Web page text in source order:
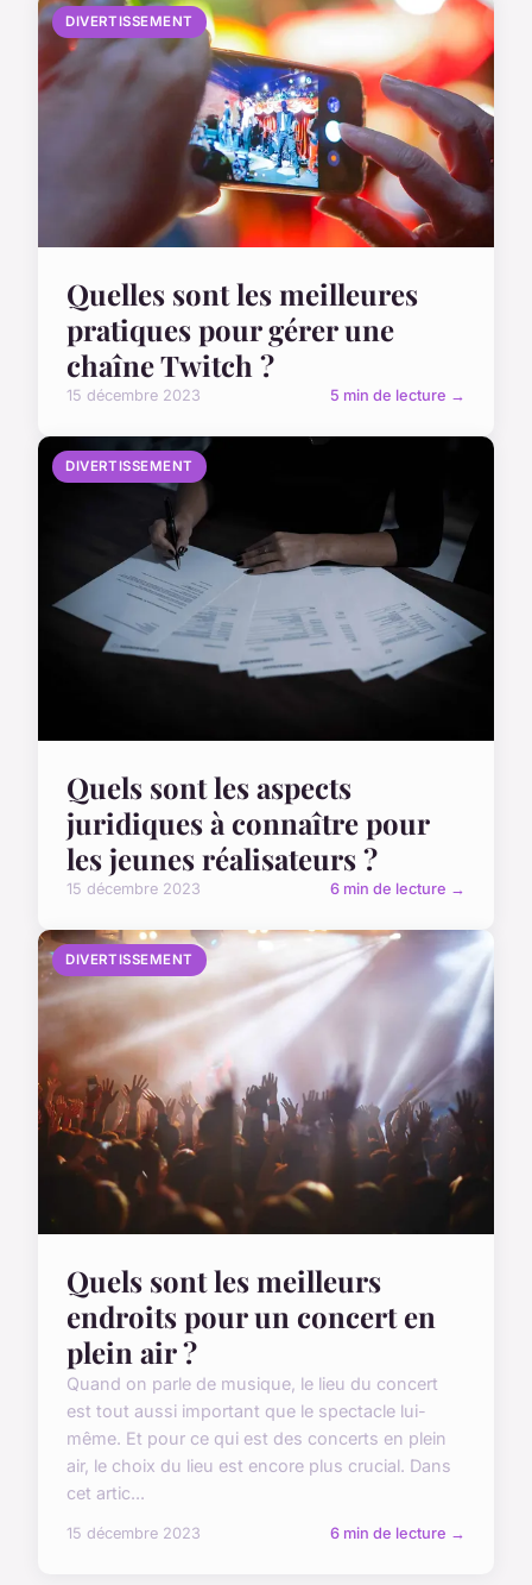
DIVERTISSEMENT
Quelles sont les meilleures
pratiques pour gérer une
chaîne Twitch ?
15 décembre 2023 5 min de lecture →
DIVERTISSEMENT
Quels sont les aspects
juridiques à connaître pour
les jeunes réalisateurs ?
15 décembre 2023 6 min de lecture →
DIVERTISSEMENT
Quels sont les meilleurs
endroits pour un concert en
plein air ?
Quand on parle de musique, le lieu du concert
est tout aussi important que le spectacle lui-
même. Et pour ce qui est des concerts en plein
air, le choix du lieu est encore plus crucial. Dans
cet artic...
15 décembre 2023 6 min de lecture →